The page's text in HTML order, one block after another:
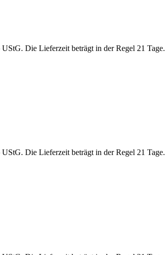
Die Lieferzeit beträgt in der Regel 21 Tage.
Die Lieferzeit beträgt in der Regel 21 Tage.